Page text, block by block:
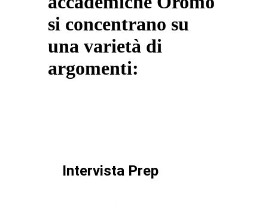
si concentrano su
una varietà di
argomenti:
Intervista Prep